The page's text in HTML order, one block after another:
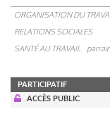
ORGANISATION DU
RELATIONS SOCIALES
SANTÉ AU TRAVAIL
PARTICIPATIF
ACCÈS PUBLIC